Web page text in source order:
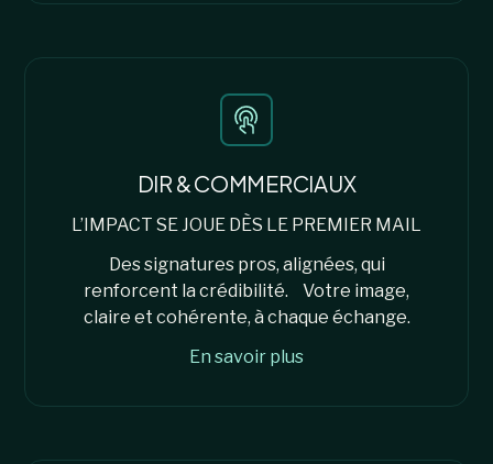
DIR & COMMERCIAUX
L’IMPACT SE JOUE DÈS LE PREMIER MAIL
Des signatures pros, alignées, qui
renforcent la crédibilité. Votre image,
claire et cohérente, à chaque échange.
En savoir plus